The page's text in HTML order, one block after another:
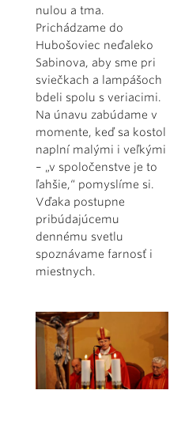
nulou a tma.
Prichádzame do
Hubošoviec neďaleko
Sabinova, aby sme pri
sviečkach a lampášoch
bdeli spolu s veriacimi.
Na únavu zabúdame v
momente, keď sa kostol
naplní malými i veľkými
– „v spoločenstve je to
ľahšie,“ pomyslíme si.
Vďaka postupne
pribúdajúcemu
dennému svetlu
spoznávame farnosť i
miestnych.